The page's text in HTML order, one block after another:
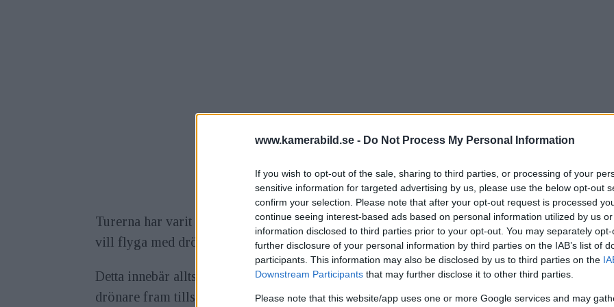
www.kamerabild.se - Do Not Process My Personal Information
If you wish to opt-out of the sale, sharing to third parties, or processing of your
sensitive information for targeted advertising by us, please use the below opt-out
confirm your selection. Please note that after your opt-out request is processed
continue seeing interest-based ads based on personal information utilized by us
information disclosed to third parties prior to your opt-out. You may separately
further disclosure of your personal information by third parties on the IAB’s list of
participants. This information may also be disclosed by us to third parties on the
Downstream Participants that may further disclose it to other third parties.
Please note that this website/app uses one or more Google services and may
Turerna har varit många kring drönare och fotografering. Men nu har riksdagen beslutat i
vill flyga med drönare för att fotografera inte längre behöver söka tillstånd, vänta på beslut
Detta innebär alltså att personuppgiftslagen (PUL), säkerställer att den personliga
drönare fram tills dennya dataskyddsförordningen träder i kraft.